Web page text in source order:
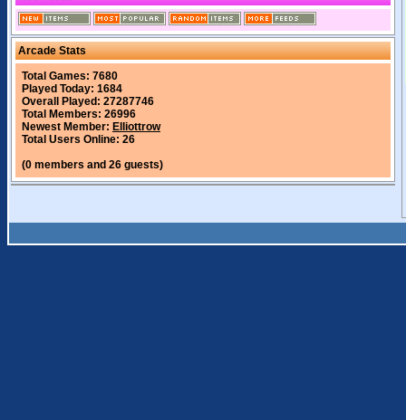
Arcade Stats
Total Games: 7680
Played Today: 1684
Overall Played: 27287746
Total Members: 26996
Newest Member: Elliottrow
Total Users Online: 26
(0 members and 26 guests)